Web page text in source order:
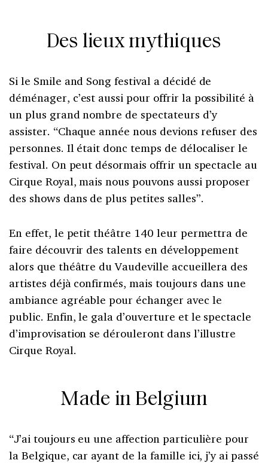
Des lieux mythiques
Si le Smile and Song festival a décidé de
déménager, c’est aussi pour offrir la possibilité à
un plus grand nombre de spectateurs d’y
assister. “Chaque année nous devions refuser des
personnes. Il était donc temps de délocaliser le
festival. On peut désormais offrir un spectacle au
Cirque Royal, mais nous pouvons aussi proposer
des shows dans de plus petites salles”.
En effet, le petit théâtre 140 leur permettra de
faire découvrir des talents en développement
alors que théâtre du Vaudeville accueillera des
artistes déjà confirmés, mais toujours dans une
ambiance agréable pour échanger avec le
public. Enfin, le gala d’ouverture et le spectacle
d’improvisation se dérouleront dans l’illustre
Cirque Royal.
Made in Belgium
“J’ai toujours eu une affection particulière pour
la Belgique, car ayant de la famille ici, j’y ai passé